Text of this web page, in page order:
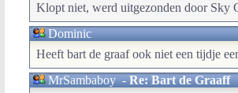
Klopt niet, werd uitgezonden door Sky
Dominic
Heeft bart de graaf ook niet een tijdje
MrSambaboy-Re: Bart de Graaff